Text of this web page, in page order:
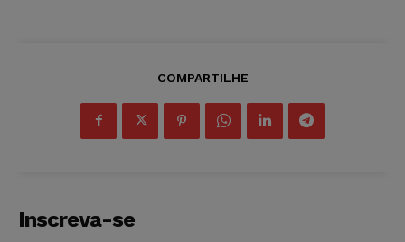
COMPARTILHE
Inscreva-se